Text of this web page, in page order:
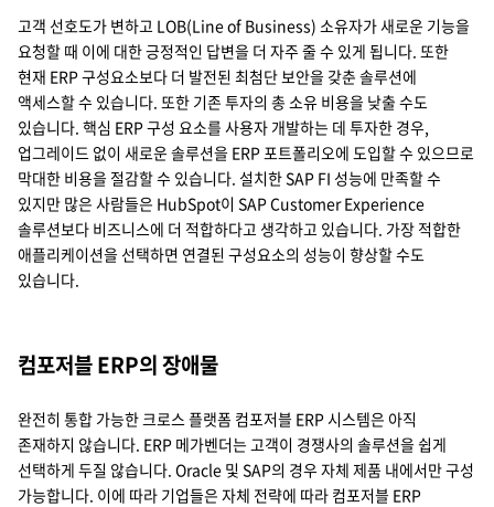
고객 선호도가 변하고 LOB(Line of Business) 소유자가 새로운 기능을
요청할 때 이에 대한 긍정적인 답변을 더 자주 줄 수 있게 됩니다. 또한
현재 ERP 구성요소보다 더 발전된 최첨단 보안을 갖춘 솔루션에
액세스할 수 있습니다. 또한 기존 투자의 총 소유 비용을 낮출 수도
있습니다. 핵심 ERP 구성 요소를 사용자 개발하는 데 투자한 경우,
업그레이드 없이 새로운 솔루션을 ERP 포트폴리오에 도입할 수 있으므로
막대한 비용을 절감할 수 있습니다. 설치한 SAP FI 성능에 만족할 수
있지만 많은 사람들은 HubSpot이 SAP Customer Experience
솔루션보다 비즈니스에 더 적합하다고 생각하고 있습니다. 가장 적합한
애플리케이션을 선택하면 연결된 구성요소의 성능이 향상할 수도
있습니다.
컴포저블 ERP의 장애물
완전히 통합 가능한 크로스 플랫폼 컴포저블 ERP 시스템은 아직
존재하지 않습니다. ERP 메가벤더는 고객이 경쟁사의 솔루션을 쉽게
선택하게 두질 않습니다. Oracle 및 SAP의 경우 자체 제품 내에서만 구성
가능합니다. 이에 따라 기업들은 자체 전략에 따라 컴포저블 ERP